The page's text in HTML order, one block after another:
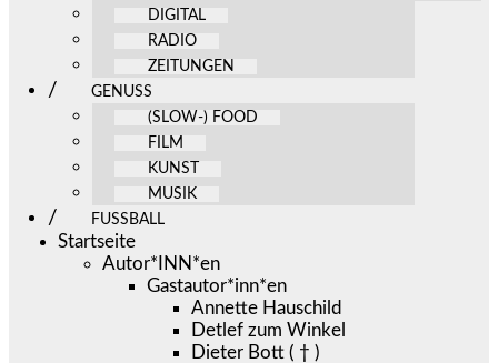
DIGITAL
RADIO
ZEITUNGEN
GENUSS
(SLOW-) FOOD
FILM
KUNST
MUSIK
FUSSBALL
Startseite
Autor*INN*en
Gastautor*inn*en
Annette Hauschild
Detlef zum Winkel
Dieter Bott ( † )